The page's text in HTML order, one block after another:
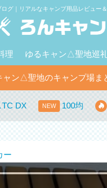
ログ｜リアルなキャンプ用品レビュー
理 ゆるキャン△聖地巡
ャン△聖地のキャンプ場ま
DX 100均
ー